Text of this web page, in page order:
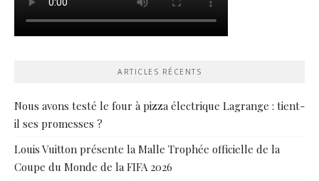
ARTICLES RÉCENTS
Nous avons testé le four à pizza électrique Lagrange : tient-
il ses promesses ?
Louis Vuitton présente la Malle Trophée officielle de la
Coupe du Monde de la FIFA 2026